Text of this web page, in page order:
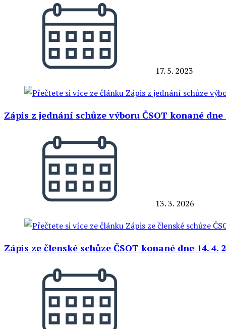
17. 5. 2023
Zápis z jednání schůze výboru ČSOT konané dne
13. 3. 2026
Zápis ze členské schůze ČSOT konané dne 14. 4.